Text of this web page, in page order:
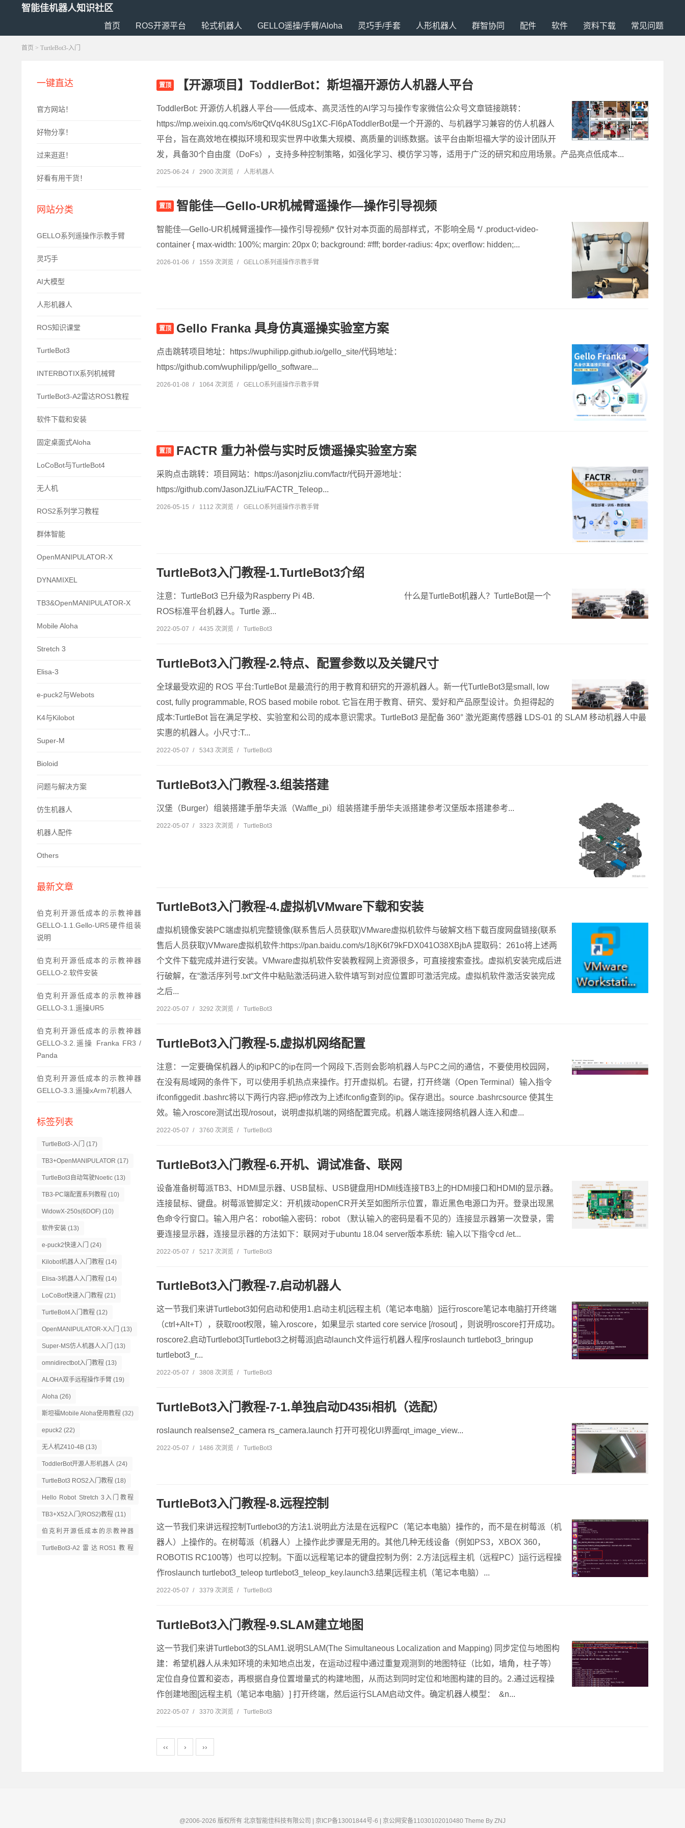
智能佳机器人知识社区
首页 ROS开源平台 轮式机器人 GELLO遥操/手臂/Aloha 灵巧手/手套 人形机器人 群智协同 配件 软件 资料下载 常见问题
首页 > TurtleBot3-入门
一键直达
官方网站！
好物分享！
过来逛逛！
好看有用干货！
网站分类
GELLO系列遥操作示教手臂
灵巧手
AI大模型
人形机器人
ROS知识课堂
TurtleBot3
INTERBOTIX系列机械臂
TurtleBot3-A2雷达ROS1教程
软件下载和安装
固定桌面式Aloha
LoCoBot与TurtleBot4
无人机
ROS2系列学习教程
群体智能
OpenMANIPULATOR-X
DYNAMIXEL
TB3&OpenMANIPULATOR-X
Mobile Aloha
Stretch 3
Elisa-3
e-puck2与Webots
K4与Kilobot
Super-M
Bioloid
问题与解决方案
仿生机器人
机器人配件
Others
最新文章
伯克利开源低成本的示教神器
GELLO-1.1.Gello-UR5硬件组装
说明
伯克利开源低成本的示教神器
GELLO-2.软件安装
伯克利开源低成本的示教神器
GELLO-3.1.遥操UR5
伯克利开源低成本的示教神器
GELLO-3.2.遥操 Franka FR3 /
Panda
伯克利开源低成本的示教神器
GELLO-3.3.遥操xArm7机器人
标签列表
TurtleBot3-入门 (17)
TB3+OpenMANIPULATOR (17)
TurtleBot3自动驾驶Noetic (13)
TB3-PC端配置系列教程 (10)
WidowX-250s(6DOF) (10)
软件安装 (13)
e-puck2快速入门 (24)
Kilobot机器人入门教程 (14)
Elisa-3机器人入门教程 (14)
LoCoBot快速入门教程 (21)
TurtleBot4入门教程 (12)
OpenMANIPULATOR-X入门 (13)
Super-MS仿人机器人入门 (13)
omnidirectbot入门教程 (13)
ALOHA双手远程操作手臂 (19)
Aloha (26)
斯坦福Mobile Aloha使用教程 (32)
epuck2 (22)
无人机Z410-4B (13)
ToddlerBot开源人形机器人 (24)
TurtleBot3 ROS2入门教程 (18)
Hello Robot Stretch 3入门教程
(14)
TB3+X52入门(ROS2)教程 (11)
伯克利开源低成本的示教神器
GELLO(13)
TurtleBot3-A2雷达ROS1教程
置顶 【开源项目】ToddlerBot：斯坦福开源仿人机器人平台
ToddlerBot: 开源仿人机器人平台——低成本、高灵活性的AI学习与操作专家微信公众号文章链接跳转：
https://mp.weixin.qq.com/s/6trQtVq4K8USg1XC-Fl6pAToddlerBot是一个开源的、与机器学习兼容的仿人机器人
平台，旨在高效地在模拟环境和现实世界中收集大规模、高质量的训练数据。该平台由斯坦福大学的设计团队开
发，具备30个自由度（DoFs），支持多种控制策略，如强化学习、模仿学习等，适用于广泛的研究和应用场景。产品亮点低成本...
2025-06-24 / 2900 次浏览 / 人形机器人
置顶 智能佳—Gello-UR机械臂遥操作—操作引导视频
智能佳—Gello-UR机械臂遥操作—操作引导视频/* 仅针对本页面的局部样式，不影响全局 */ .product-video-
container { max-width: 100%; margin: 20px 0; background: #fff; border-radius: 4px; overflow: hidden;...
2026-01-06 / 1559 次浏览 / GELLO系列遥操作示教手臂
置顶 Gello Franka 具身仿真遥操实验室方案
点击跳转项目地址：https://wuphilipp.github.io/gello_site/代码地址：
https://github.com/wuphilipp/gello_software...
2026-01-08 / 1064 次浏览 / GELLO系列遥操作示教手臂
置顶 FACTR 重力补偿与实时反馈遥操实验室方案
采购点击跳转：项目网站：https://jasonjzliu.com/factr/代码开源地址：
https://github.com/JasonJZLiu/FACTR_Teleop...
2026-05-15 / 1112 次浏览 / GELLO系列遥操作示教手臂
TurtleBot3入门教程-1.TurtleBot3介绍
注意：TurtleBot3 已升级为Raspberry Pi 4B. 什么是TurtleBot机器人？TurtleBot是一个
ROS标准平台机器人。Turtle 源...
2022-05-07 / 4435 次浏览 / TurtleBot3
TurtleBot3入门教程-2.特点、配置参数以及关键尺寸
全球最受欢迎的 ROS 平台:TurtleBot 是最流行的用于教育和研究的开源机器人。新一代TurtleBot3是small, low
cost, fully programmable, ROS based mobile robot. 它旨在用于教育、研究、爱好和产品原型设计。负担得起的
成本:TurtleBot 旨在满足学校、实验室和公司的成本意识需求。TurtleBot3 是配备 360° 激光距离传感器 LDS-01 的 SLAM 移动机器人中最
实惠的机器人。小尺寸:T...
2022-05-07 / 5343 次浏览 / TurtleBot3
TurtleBot3入门教程-3.组装搭建
汉堡（Burger）组装搭建手册华夫派（Waffle_pi）组装搭建手册华夫派搭建参考汉堡版本搭建参考...
2022-05-07 / 3323 次浏览 / TurtleBot3
TurtleBot3入门教程-4.虚拟机VMware下载和安装
虚拟机镜像安装PC端虚拟机完整镜像(联系售后人员获取)VMware虚拟机软件与破解文档下载百度网盘链接(联系
售后人员获取)VMware虚拟机软件:https://pan.baidu.com/s/18jK6t79kFDX041O38XBjbA 提取码：261o将上述两
个文件下载完成并进行安装。VMware虚拟机软件安装教程网上资源很多，可直接搜索查找。虚拟机安装完成后进
行破解，在“激活序列号.txt“文件中粘贴激活码进入软件填写到对应位置即可激活完成。虚拟机软件激活安装完成
之后...
2022-05-07 / 3292 次浏览 / TurtleBot3
TurtleBot3入门教程-5.虚拟机网络配置
注意：一定要确保机器人的ip和PC的ip在同一个网段下,否则会影响机器人与PC之间的通信，不要使用校园网，
在没有局域网的条件下，可以使用手机热点来操作。打开虚拟机。右键，打开终端（Open Terminal）输入指令
ifconfiggedit .bashrc将以下两行内容,把ip修改为上述ifconfig查到的ip。保存退出。source .bashrcsource 使其生
效。输入roscore测试出现/rosout，说明虚拟机端的网络配置完成。机器人端连接网络机器人连入和虚...
2022-05-07 / 3760 次浏览 / TurtleBot3
TurtleBot3入门教程-6.开机、调试准备、联网
设备准备树莓派TB3、HDMI显示器、USB鼠标、USB键盘用HDMI线连接TB3上的HDMI接口和HDMI的显示器。
连接鼠标、键盘。树莓派管脚定义：开机拨动openCR开关至如图所示位置，靠近黑色电源口为开。登录出现黑
色命令行窗口。输入用户名：robot输入密码：robot （默认输入的密码是看不见的）连接显示器第一次登录，需
要连接显示器，连接显示器的方法如下：联网对于ubuntu 18.04 server版本系统: 输入以下指令cd /et...
2022-05-07 / 5217 次浏览 / TurtleBot3
TurtleBot3入门教程-7.启动机器人
这一节我们来讲Turtlebot3如何启动和使用1.启动主机[远程主机（笔记本电脑）]运行roscore笔记本电脑打开终端
（ctrl+Alt+T），获取root权限，输入roscore，如果显示 started core service [/rosout] ，则说明roscore打开成功。
roscore2.启动Turtlebot3[Turtlebot3之树莓派]启动launch文件运行机器人程序roslaunch turtlebot3_bringup
turtlebot3_r...
2022-05-07 / 3808 次浏览 / TurtleBot3
TurtleBot3入门教程-7-1.单独启动D435i相机（选配）
roslaunch realsense2_camera rs_camera.launch 打开可视化UI界面rqt_image_view...
2022-05-07 / 1486 次浏览 / TurtleBot3
TurtleBot3入门教程-8.远程控制
这一节我们来讲远程控制Turtlebot3的方法1.说明此方法是在远程PC（笔记本电脑）操作的，而不是在树莓派（机
器人）上操作的。在树莓派（机器人）上操作此步骤是无用的。其他几种无线设备（例如PS3，XBOX 360，
ROBOTIS RC100等）也可以控制。下面以远程笔记本的键盘控制为例：2.方法[远程主机（远程PC）]运行远程操
作roslaunch turtlebot3_teleop turtlebot3_teleop_key.launch3.结果[远程主机（笔记本电脑）...
2022-05-07 / 3379 次浏览 / TurtleBot3
TurtleBot3入门教程-9.SLAM建立地图
这一节我们来讲Turtlebot3的SLAM1.说明SLAM(The Simultaneous Localization and Mapping) 同步定位与地图构
建：希望机器人从未知环境的未知地点出发，在运动过程中通过重复观测到的地图特征（比如，墙角，柱子等）
定位自身位置和姿态，再根据自身位置增量式的构建地图，从而达到同时定位和地图构建的目的。2.通过远程操
作创建地图[远程主机（笔记本电脑）] 打开终端，然后运行SLAM启动文件。确定机器人模型： &n...
2022-05-07 / 3370 次浏览 / TurtleBot3
‹‹ › ››
@2006-2026 版权所有 北京智能佳科技有限公司 | 京ICP备13001844号-6 | 京公网安备11030102010480 Theme By ZNJ